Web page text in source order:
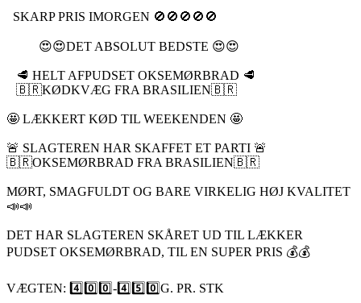
SKARP PRIS IMORGEN 🚫🚫🚫🚫🚫
😍😍DET ABSOLUT BEDSTE 😍😍
🥩 HELT AFPUDSET OKSEMØRBRAD 🥩
🇧🇷KØDKVÆG FRA BRASILIEN🇧🇷
🤩 LÆKKERT KØD TIL WEEKENDEN 🤩
🚨 SLAGTEREN HAR SKAFFET ET PARTI 🚨
🇧🇷OKSEMØRBRAD FRA BRASILIEN🇧🇷
MØRT, SMAGFULDT OG BARE VIRKELIG HØJ KVALITET
📣📣
DET HAR SLAGTEREN SKÅRET UD TIL LÆKKER
PUDSET OKSEMØRBRAD, TIL EN SUPER PRIS 💰💰
VÆGTEN: 4️⃣0️⃣0️⃣-4️⃣5️⃣0️⃣G. PR. STK